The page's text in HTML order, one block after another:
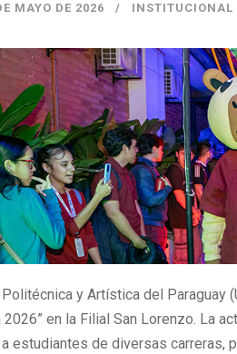
MAYO DE 2026 INSTITUCIONAL
y Artística del Paraguay
2026” en la Filial San Lorenzo. La
estudiantes de diversas carreras,